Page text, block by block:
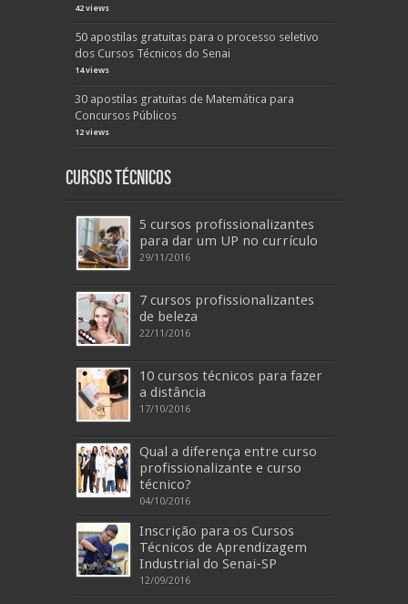
42 views
50 apostilas gratuitas para o processo seletivo
dos Cursos Técnicos do Senai
14 views
30 apostilas gratuitas de Matemática para
Concursos Públicos
12 views
Cursos Técnicos
5 cursos profissionalizantes
para dar um UP no currículo
29/11/2016
7 cursos profissionalizantes
de beleza
22/11/2016
10 cursos técnicos para fazer
a distância
17/10/2016
Qual a diferença entre curso
profissionalizante e curso
técnico?
04/10/2016
Inscrição para os Cursos
Técnicos de Aprendizagem
Industrial do Senai-SP
12/09/2016